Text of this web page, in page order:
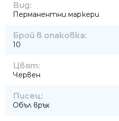
Вид:
Перманентни маркери
Брой в опаковка:
10
Цвят:
Червен
Писец:
Объл връх